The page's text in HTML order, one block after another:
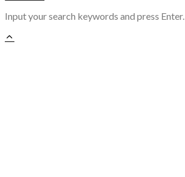
Input your search keywords and press Enter.